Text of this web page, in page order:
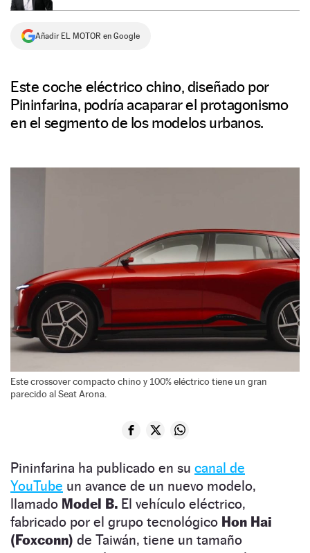
Añadir EL MOTOR en Google
Este coche eléctrico chino, diseñado por
Pininfarina, podría acaparar el protagonismo
en el segmento de los modelos urbanos.
Este crossover compacto chino y 100% eléctrico tiene un gran
parecido al Seat Arona.
Pininfarina ha publicado en su canal de
YouTube un avance de un nuevo modelo,
llamado Model B. El vehículo eléctrico,
fabricado por el grupo tecnológico Hon Hai
(Foxconn) de Taiwán, tiene un tamaño